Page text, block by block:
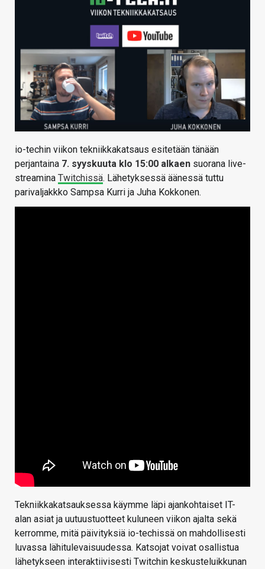
HAKU
io-techin viikon tekniikkakatsaus esitetään tänään
perjantaina 7. syyskuuta klo 15:00 alkaen suorana live-
streamina Twitchissä. Lähetyksessä äänessä tuttu
parivaljakkko Sampsa Kurri ja Juha Kokkonen.
Tekniikkakatsauksessa käymme läpi ajankohtaiset IT-
alan asiat ja uutuustuotteet kuluneen viikon ajalta sekä
kerromme, mitä päivityksiä io-techissä on mahdollisesti
luvassa lähitulevaisuudessa. Katsojat voivat osallistua
lähetykseen interaktiivisesti Twitchin keskusteluikkunan